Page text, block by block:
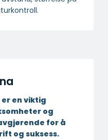
en viktig
og
for å
og suksess.